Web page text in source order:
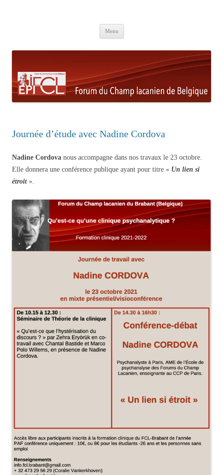
Menu
Journée d’étude avec Nadine Cordova
Nadine Cordova nous accompagne dans nos travaux le 23 octobre.
Elle donnera une conférence publique ayant pour titre « Un lien si
étroit ».